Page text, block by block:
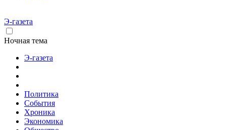
Э-газета
Ночная тема
Э-газета
Политика
События
Хроника
Экономика